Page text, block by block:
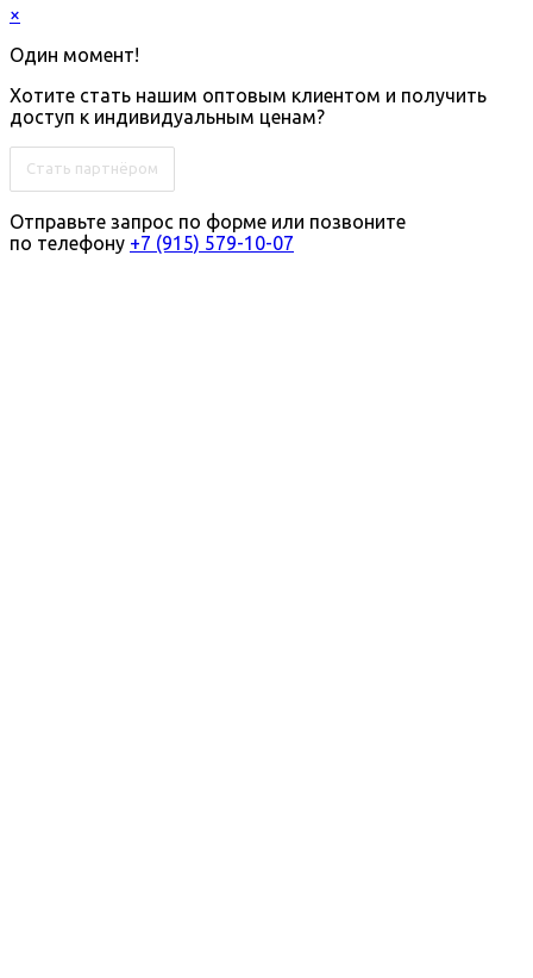
×
Один момент!
Хотите стать нашим оптовым клиентом и получить
доступ к индивидуальным ценам?
Стать партнёром
Отправьте запрос по форме или позвоните
по телефону +7 (915) 579-10-07